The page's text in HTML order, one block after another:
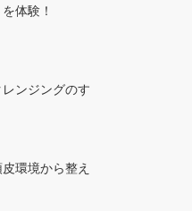
体験！
ンジングのす
環境から整え